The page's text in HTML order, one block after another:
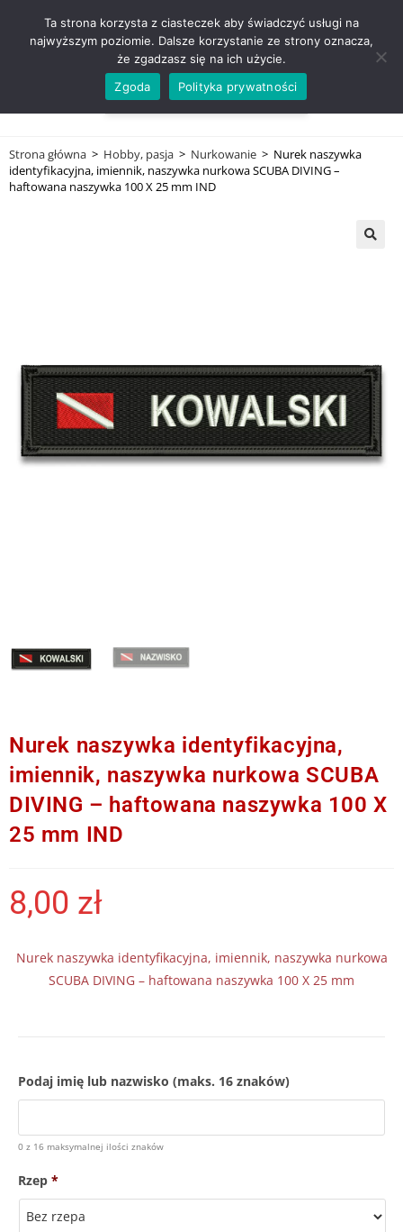
ZADZWOŃ TEL. 600 352 938
Strona główna > Hobby, pasja > Nurkowanie > Nurek naszywka
identyfikacyjna, imiennik, naszywka nurkowa SCUBA DIVING –
haftowana naszywka 100 X 25 mm IND
Nurek naszywka identyfikacyjna,
imiennik, naszywka nurkowa SCUBA
DIVING – haftowana naszywka 100 X
25 mm IND
8,00 zł
Nurek naszywka identyfikacyjna, imiennik, naszywka nurkowa
SCUBA DIVING – haftowana naszywka 100 X 25 mm
Podaj imię lub nazwisko (maks. 16 znaków)
0 z 16 maksymalnej ilości znaków
Rzep *
Ta strona korzysta z ciasteczek aby świadczyć usługi na
najwyższym poziomie. Dalsze korzystanie ze strony oznacza,
że zgadzasz się na ich użycie.
Zgoda
Polityka prywatności